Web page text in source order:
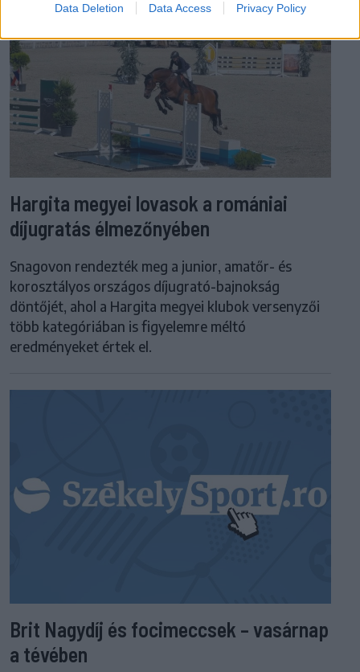
Data Deletion Data Access Privacy Policy
Hargita megyei lovasok a romániai
díjugratás élmezőnyében
Snagovon rendezték meg a junior, amatőr- és
korosztályos országos díjugrató-bajnokság
döntőjét, ahol a Hargita megyei klubok versenyzői
több kategóriában is figyelemre méltó
eredményeket értek el.
Brit Nagydíj és focimeccsek – vasárnap
a tévében